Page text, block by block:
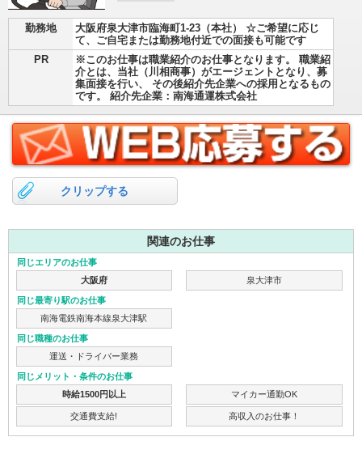
勤務地
大阪府泉大津市臨海町1-23（本社） ☆ご希望に応じ
て、ご自宅または勤務地付近での面接も可能です
PR
※このお仕事は職業紹介のお仕事となります。 職業紹
介とは、当社（川相商事）がエージェントとなり、募
集面接を行い、 その後紹介先企業への採用となるもの
です。 紹介先企業：南海通運株式会社
クリップする
関連のお仕事
同じエリアのお仕事
大阪府
泉大津市
同じ最寄り駅のお仕事
南海電鉄南海本線泉大津駅
同じ職種のお仕事
運送・ドライバー業務
同じメリット・条件のお仕事
時給1500円以上
マイカー通勤OK
交通費支給! 高収入のお仕事！